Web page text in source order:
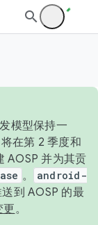
模型保持一
在第 2 季度和
AOSP 并为其贡
。
android-
到 AOSP 的最
更。